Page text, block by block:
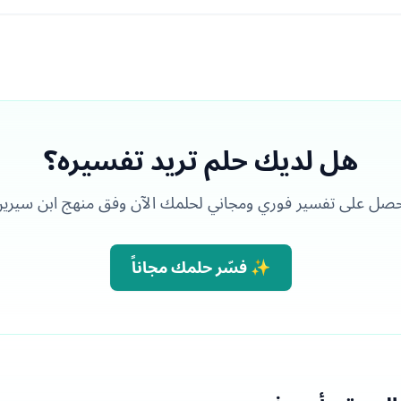
هل لديك حلم تريد تفسيره؟
على تفسير فوري ومجاني لحلمك الآن وفق منهج ابن
✨ فسّر حلمك مجاناً